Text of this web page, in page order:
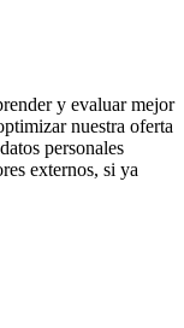
y evaluar mejor
nuestra oferta
personales
externos, si ya